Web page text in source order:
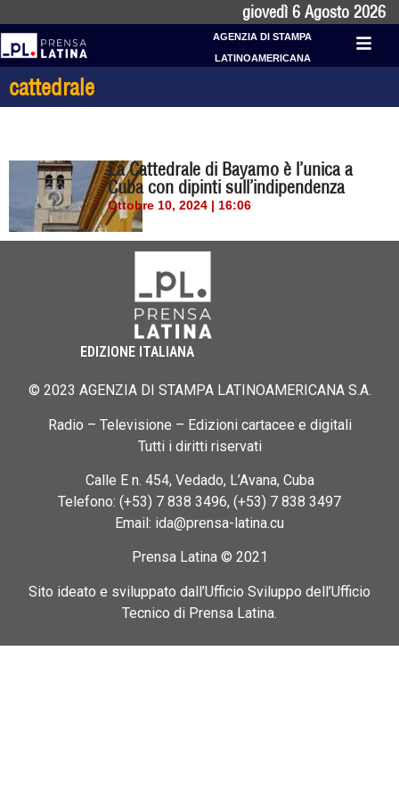
giovedì 6 Agosto 2026
AGENZIA DI STAMPA
LATINOAMERICANA
cattedrale
La Cattedrale di Bayamo è l’unica a
Cuba con dipinti sull’indipendenza
Ottobre 10, 2024 | 16:06
EDIZIONE ITALIANA
© 2023 AGENZIA DI STAMPA LATINOAMERICANA S.A.
Radio – Televisione – Edizioni cartacee e digitali
Tutti i diritti riservati
Calle E n. 454, Vedado, L’Avana, Cuba
Telefono: (+53) 7 838 3496, (+53) 7 838 3497
Email: ida@prensa-latina.cu
Prensa Latina © 2021
Sito ideato e sviluppato dall’Ufficio Sviluppo dell’Ufficio
Tecnico di Prensa Latina.